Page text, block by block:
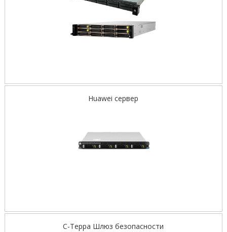
Huawei сервер
С-Терра Шлюз безопасности